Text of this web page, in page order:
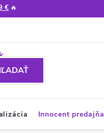
€ 🔥
Innocent predajňa